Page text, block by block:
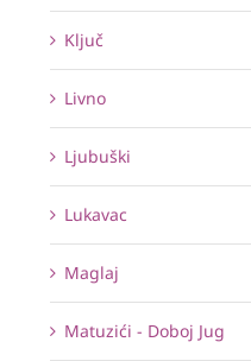
Ključ
Livno
Ljubuški
Lukavac
Maglaj
Matuzići - Doboj Jug